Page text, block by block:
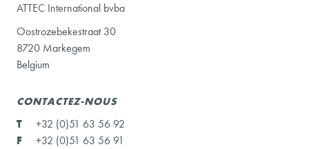
ATTEC International bvba
Oostrozebekestraat 30
8720 Markegem
Belgium
CONTACTEZ-NOUS
T
+32 (0)51 63 56 92
F
+32 (0)51 63 56 91